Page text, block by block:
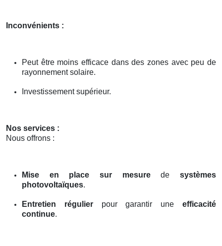
Inconvénients :
Peut être moins efficace dans des zones avec peu de
rayonnement solaire.
Investissement supérieur.
Nos services :
Nous offrons :
Mise en place sur mesuredesystèmes
photovoltaïques.
Entretien régulierpour garantir uneefficacité
continue.